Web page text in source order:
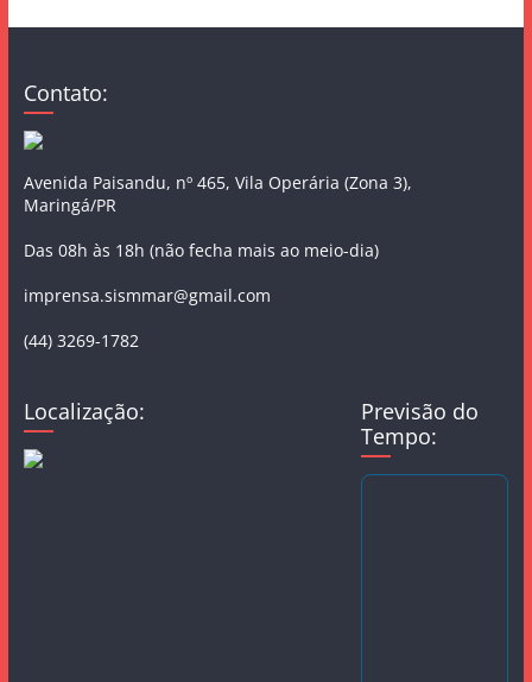
Contato:
Avenida Paisandu, nº 465, Vila Operária (Zona 3),
Maringá/PR
Das 08h às 18h (não fecha mais ao meio-dia)
imprensa.sismmar@gmail.com
(44) 3269-1782
Localização:
Previsão do
Tempo: